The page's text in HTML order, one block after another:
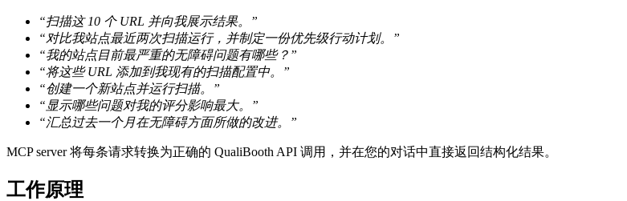
“扫描这 10 个 URL 并向我展示结果。”
“对比我站点最近两次扫描运行，并制定一份优先级行动计划。”
“我的站点目前最严重的无障碍问题有哪些？”
“将这些 URL 添加到我现有的扫描配置中。”
“创建一个新站点并运行扫描。”
“显示哪些问题对我的评分影响最大。”
“汇总过去一个月在无障碍方面所做的改进。”
MCP server 将每条请求转换为正确的 QualiBooth API 调用，并在您的对话中直接返回结构化结果。
工作原理